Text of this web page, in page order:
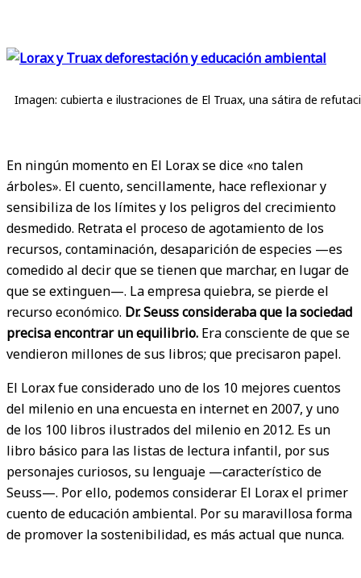
Imagen: cubierta e ilustraciones de El Truax, una sátira de
En ningún momento en El Lorax se dice «no talen
árboles». El cuento, sencillamente, hace reflexionar y
sensibiliza de los límites y los peligros del crecimiento
desmedido. Retrata el proceso de agotamiento de los
recursos, contaminación, desaparición de especies —es
comedido al decir que se tienen que marchar, en lugar de
que se extinguen—. La empresa quiebra, se pierde el
recurso económico. Dr. Seuss consideraba que la sociedad
precisa encontrar un equilibrio. Era consciente de que se
vendieron millones de sus libros; que precisaron papel.
El Lorax fue considerado uno de los 10 mejores cuentos
del milenio en una encuesta en internet en 2007, y uno
de los 100 libros ilustrados del milenio en 2012. Es un
libro básico para las listas de lectura infantil, por sus
personajes curiosos, su lenguaje —característico de
Seuss—. Por ello, podemos considerar El Lorax el primer
cuento de educación ambiental. Por su maravillosa forma
de promover la sostenibilidad, es más actual que nunca.